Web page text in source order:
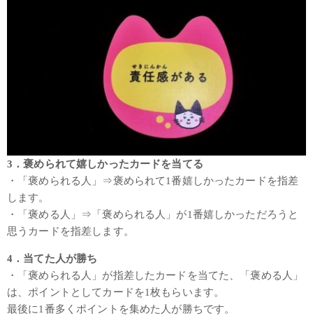
3．褒められて嬉しかったカードを当てる
・「褒められる人」⇒褒められて1番嬉しかったカードを指差
します。
・「褒める人」⇒「褒められる人」が1番嬉しかっただろうと
思うカードを指差します。
4．当てた人が勝ち
・「褒められる人」が指差したカードを当てた、「褒める人」
は、ポイントとしてカードを1枚もらいます。
最後に1番多くポイントを集めた人が勝ちです。